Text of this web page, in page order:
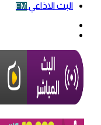
البث الاذاعي FM